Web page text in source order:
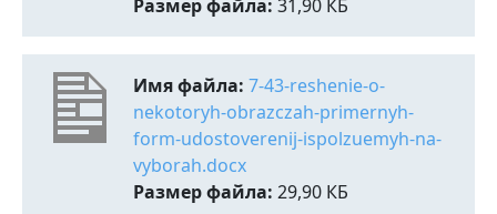
Размер файла: 31,90 КБ
Имя файла: 7-43-reshenie-o-
nekotoryh-obrazczah-primernyh-
form-udostoverenij-ispolzuemyh-na-
vyborah.docx
Размер файла: 29,90 КБ